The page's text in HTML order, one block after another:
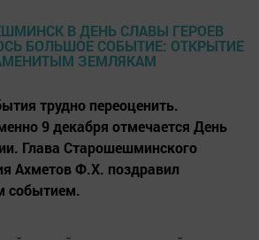
трудно переоценить.
9 декабря отмечается День
Глава Старошешминского
Ахметов Ф.Х. поздравил
событием.